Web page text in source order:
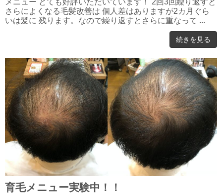
さらによくなる毛髪改善は 個人差はありますが2カ月ぐら
いは髪に 残ります。なので繰り返すとさらに重なって ...
続きを見る
育毛メニュー実験中！！